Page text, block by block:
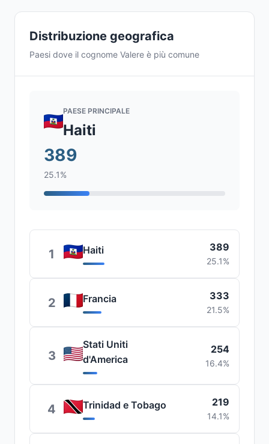
Distribuzione geografica
Paesi dove il cognome Valere è più comune
PAESE PRINCIPALE
Haiti
389
25.1%
1 Haiti 389
25.1%
2 Francia 333
21.5%
3
Stati Uniti
d'America
254
16.4%
4 Trinidad e Tobago 219
14.1%